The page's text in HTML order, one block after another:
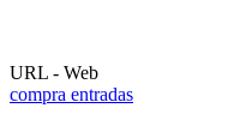
URL - Web
compra entradas